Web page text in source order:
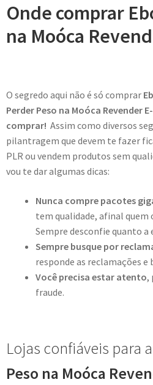
Onde comprar
na Moóca
O segredo aqui não é só comprar
Perder Peso na Moóca Revender
comprar! Assim como diversos
pilantragem que devem te fazer
PLR ou vendem produtos sem
vou te dar algumas dicas:
Nunca compre pacotes
tem qualidade, afinal quem
Sempre desconfie quanto a
Sempre busque por
responde as reclamações
Você precisa estar atento,
fraude.
Lojas confiáveis para
Peso na Moóca